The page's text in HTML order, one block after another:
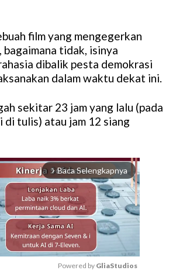
film yang mengegerkan
bagaimana tidak, isinya
dibalik pesta demokrasi
dalam waktu dekat ini.
sekitar 23 jam yang lalu (pada
di tulis) atau jam 12 siang
arrow_forward_ios Baca Selengkapnya
Powered by GliaStudios